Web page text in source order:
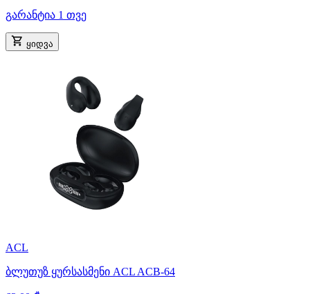
გარანტია 1 თვე
ყიდვა
ACL
ბლუთუზ ყურსასმენი ACL ACB-64